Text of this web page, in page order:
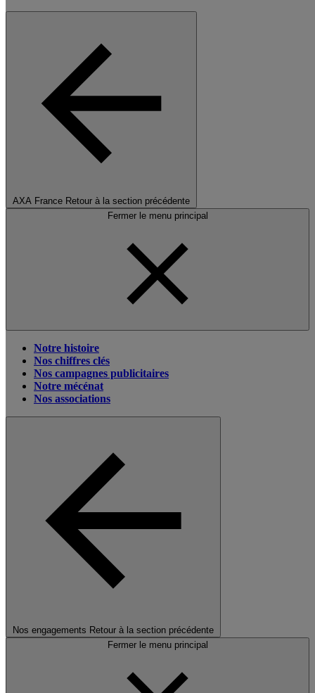
AXA France Retour à la section précédente
Fermer le menu principal
Notre histoire
Nos chiffres clés
Nos campagnes publicitaires
Notre mécénat
Nos associations
Nos engagements Retour à la section précédente
Fermer le menu principal